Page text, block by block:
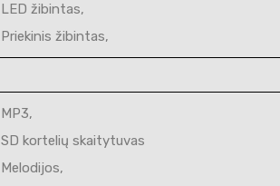
LED žibintas,
Priekinis žibintas,
MP3,
SD kortelių skaitytuvas
Melodijos,